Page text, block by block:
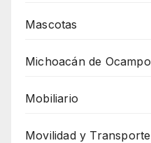
Mascotas
Michoacán de Ocampo
Mobiliario
Movilidad y Transporte